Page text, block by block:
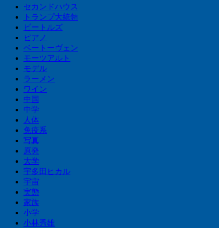
セカンドハウス
トランプ大統領
ビートルズ
ピアノ
ベートーヴェン
モーツアルト
モデル
ラーメン
ワイン
中国
中学
人体
免疫系
写真
原発
大学
宇多田ヒカル
宇宙
実態
家族
小学
小林秀雄